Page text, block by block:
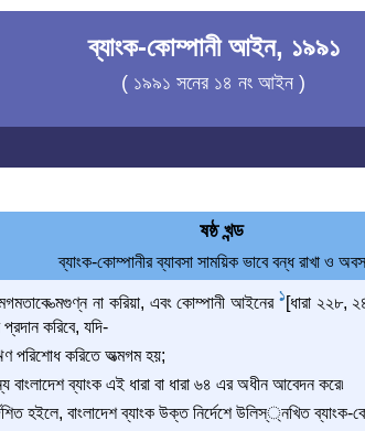
ব্যাংক-কোম্পানী আইন, ১৯৯১
( ১৯৯১ সনের ১৪ নং আইন )
ষষ্ঠ খন্ড
ব্যাংক-কোম্পানীর ব্যাবসা সাময়িক ভাবে বন্ধ রাখা ও
ত্মগুণ্ন না করিয়া, এবং কোম্পানী আইনের 1[ধারা ২২৮,
করিবে, যদি-
পরিশোধ করিতে অত্মগম হয়;
ব্যাংক এই ধারা বা ধারা ৬৪ এর অধীন আবেদন করে৷
হইলে, বাংলাদেশ ব্যাংক উক্ত নির্দেশে উলিস্্নখিত ব্যাংক-